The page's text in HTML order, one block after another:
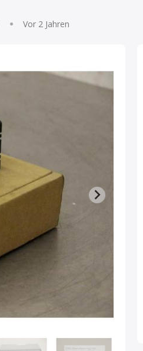
Vor 2 Jahren